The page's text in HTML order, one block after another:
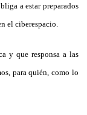
a estar preparados
el ciberespacio.
y que responsa a las
para quién, como lo